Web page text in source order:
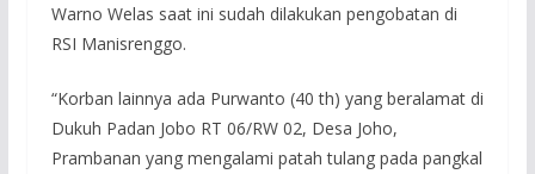
Warno Welas saat ini sudah dilakukan pengobatan di
RSI Manisrenggo.
“Korban lainnya ada Purwanto (40 th) yang beralamat di
Dukuh Padan Jobo RT 06/RW 02, Desa Joho,
Prambanan yang mengalami patah tulang pada pangkal